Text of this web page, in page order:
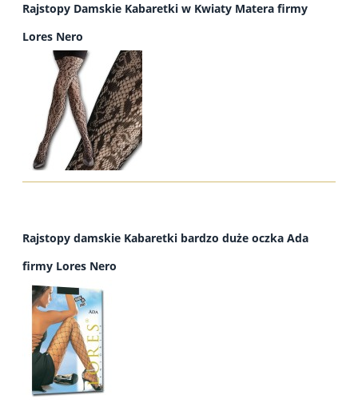
Rajstopy Damskie Kabaretki w Kwiaty Matera firmy
Lores Nero
Rajstopy damskie Kabaretki bardzo duże oczka Ada
firmy Lores Nero